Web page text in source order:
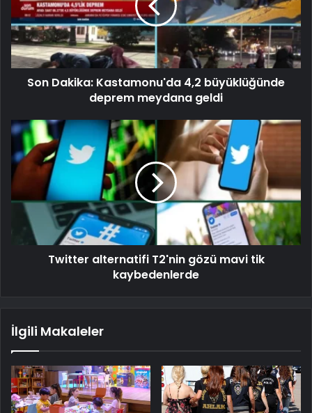
Son Dakika: Kastamonu'da 4,2 büyüklüğünde
deprem meydana geldi
Twitter alternatifi T2'nin gözü mavi tik
kaybedenlerde
İlgili Makaleler